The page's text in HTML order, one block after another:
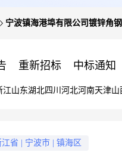
宁波镇海港埠有限公司镀锌角
重新招标 中标通知
江山东湖北四川 河北河南天津山
江省 宁波市 镇海区